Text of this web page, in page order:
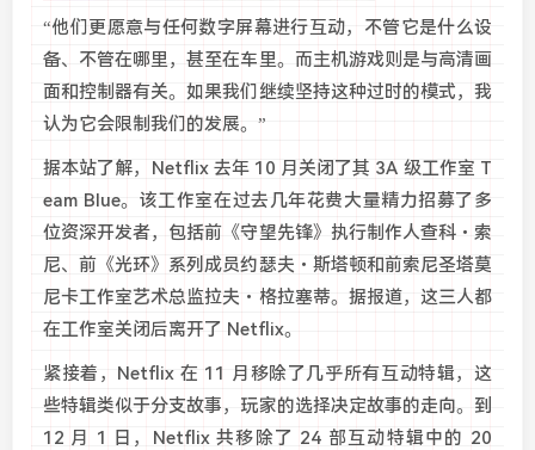
“他们更愿意与任何数字屏幕进行互动，不管它是什么设
备、不管在哪里，甚至在车里。而主机游戏则是与高清画
面和控制器有关。如果我们继续坚持这种过时的模式，我
认为它会限制我们的发展。”
据本站了解，Netflix 去年 10 月关闭了其 3A 级工作室 T
eam Blue。该工作室在过去几年花费大量精力招募了多
位资深开发者，包括前《守望先锋》执行制作人查科・索
尼、前《光环》系列成员约瑟夫・斯塔顿和前索尼圣塔莫
尼卡工作室艺术总监拉夫・格拉塞蒂。据报道，这三人都
在工作室关闭后离开了 Netflix。
紧接着，Netflix 在 11 月移除了几乎所有互动特辑，这
些特辑类似于分支故事，玩家的选择决定故事的走向。到
12 月 1 日，Netflix 共移除了 24 部互动特辑中的 20